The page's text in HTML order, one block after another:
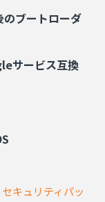
ブートローダ
サービス互換
キュリティパッ